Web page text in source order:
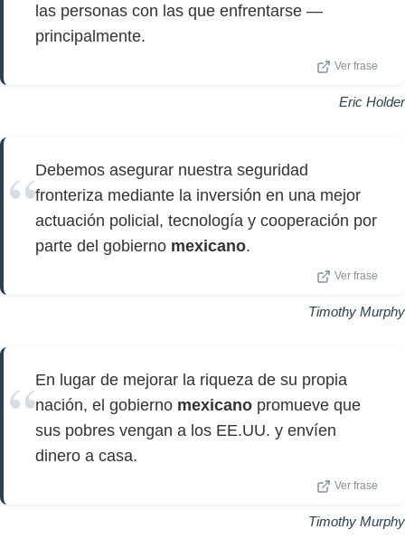
las personas con las que enfrentarse —
principalmente.
Ver frase
Eric Holder
Debemos asegurar nuestra seguridad
fronteriza mediante la inversión en una mejor
actuación policial, tecnología y cooperación por
parte del gobierno mexicano.
Ver frase
Timothy Murphy
En lugar de mejorar la riqueza de su propia
nación, el gobierno mexicano promueve que
sus pobres vengan a los EE.UU. y envíen
dinero a casa.
Ver frase
Timothy Murphy